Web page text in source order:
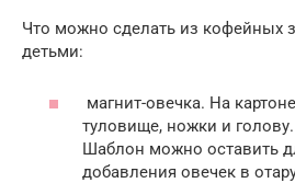
Что можно сделать из кофейных
детьми:
магнит-овечка. На
туловище, ножки и
Шаблон можно оставить
добавления овечек в